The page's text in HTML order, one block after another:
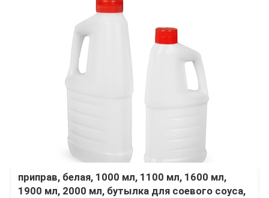
Полиэтиленовая пластиковая бутылка для
приправ, белая, 1000 мл, 1100 мл, 1600 мл,
1900 мл, 2000 мл, бутылка для соевого соуса,